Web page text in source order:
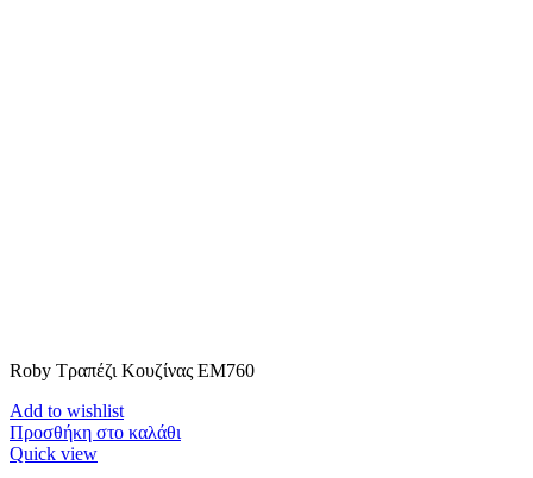
Roby Τραπέζι Κουζίνας ΕΜ760
Add to wishlist
Προσθήκη στο καλάθι
Quick view